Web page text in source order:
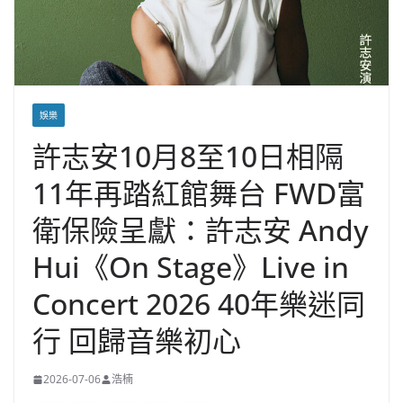
娛樂
許志安10月8至10日相隔
11年再踏紅館舞台 FWD富
衛保險呈獻：許志安 Andy
Hui《On Stage》Live in
Concert 2026 40年樂迷同
行 回歸音樂初心
2026-07-06 浩楠